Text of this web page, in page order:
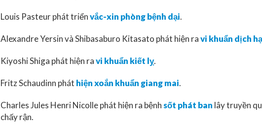
Louis Pasteur phát triểnvắc-xin phòng bệnh dại.
Alexandre Yersin và Shibasaburo Kitasato phát hiện ravi khuẩn dịch
Kiyoshi Shiga phát hiện ravi khuẩn kiết lỵ.
Fritz Schaudinn phát hiện xoắn khuẩn giang mai.
Charles Jules Henri Nicolle phát hiện ra bệnhsốt phát ban lây truyền
chấy rận.